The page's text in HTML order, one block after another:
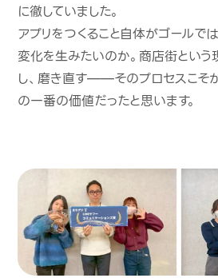
に徹していました。
アプリをつくること自体がゴールで
変化を生みたいのか。商店街とい
し、磨き直す——そのプロセスこそ
の一番の価値だったと思います。